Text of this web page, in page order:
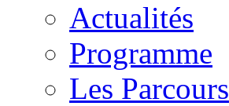
Actualités
Programme
Les Parcours